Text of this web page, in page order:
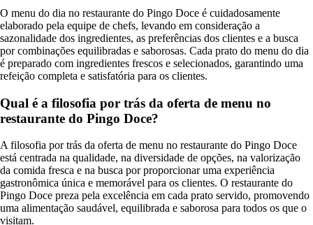
O menu do dia no restaurante do Pingo Doce é cuidadosamente
elaborado pela equipe de chefs, levando em consideração a
sazonalidade dos ingredientes, as preferências dos clientes e a busca
por combinações equilibradas e saborosas. Cada prato do menu do dia
é preparado com ingredientes frescos e selecionados, garantindo uma
refeição completa e satisfatória para os clientes.
Qual é a filosofia por trás da oferta de menu no
restaurante do Pingo Doce?
A filosofia por trás da oferta de menu no restaurante do Pingo Doce
está centrada na qualidade, na diversidade de opções, na valorização
da comida fresca e na busca por proporcionar uma experiência
gastronômica única e memorável para os clientes. O restaurante do
Pingo Doce preza pela excelência em cada prato servido, promovendo
uma alimentação saudável, equilibrada e saborosa para todos os que o
visitam.